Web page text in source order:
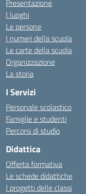
Presentazione
I luoghi
Le persone
I numeri della scuola
Le carte della scuola
Organizzazione
La storia
I Servizi
Personale scolastico
Famiglie e studenti
Percorsi di studio
Didattica
Offerta formativa
Le schede didattiche
I progetti delle classi